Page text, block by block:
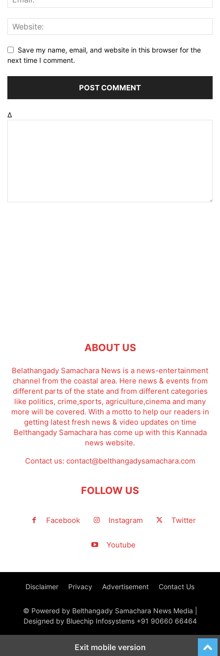
Save my name, email, and website in this browser for the
next time I comment.
Δ
ABOUT US
Belathangady Samachara News is a news-entertainment
channel from the coastal area. Here news & events from
different parts of the state and from different categories
like politics, crime,sports, agriculture,cinema and many
more will be covered. With a motto to help our readers in
getting latest fresh news & video updates on time
Belthangady Samachara has come up with this Kannada
news website.
Contact us: contact@belthangadysamachara.com
FOLLOW US
Facebook Instagram Twitter
Youtube
Disclaimer Privacy Advertisement Contact Us
© Powered by Belthangady Samachara News Media |
Designed by Bluechip Infosystems +91 90660 66464
Exit mobile version